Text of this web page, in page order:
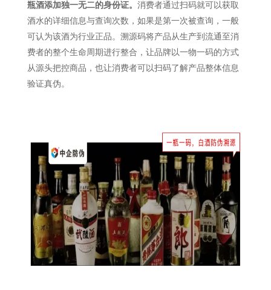
瓶酒添加独一无二的身份证。 消费者通过扫码就可以获取
酒水的详细信息与查询次数，如果是第一次被查询，一般
可认为该酒为行业正品。溯源码将产品从生产到流通至消
费者的整个生命周期进行整合，让品牌以一物一码的方式
从源头把控商品，也让消费者可以扫码了解产品整体信息
验证真伪。